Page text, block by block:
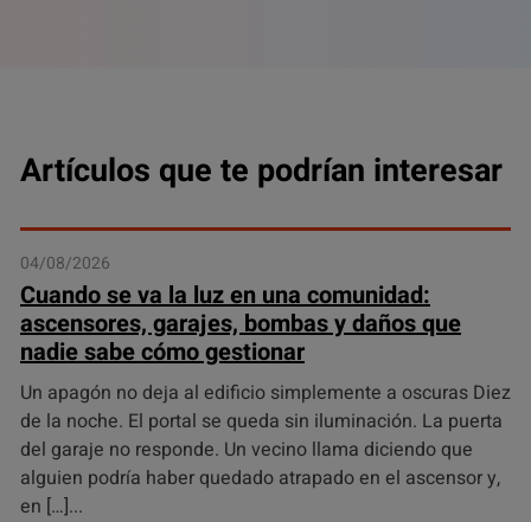
Artículos que te podrían interesar
04/08/2026
Cuando se va la luz en una comunidad:
ascensores, garajes, bombas y daños que
nadie sabe cómo gestionar
Un apagón no deja al edificio simplemente a oscuras Diez
de la noche. El portal se queda sin iluminación. La puerta
del garaje no responde. Un vecino llama diciendo que
alguien podría haber quedado atrapado en el ascensor y,
en […]